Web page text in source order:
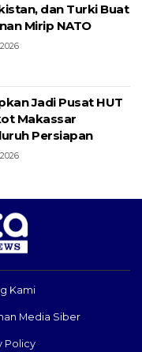
dan Turki Buat
Mirip NATO
Jadi Pusat HUT
Makassar
Persiapan
Kami
Media Siber
Policy